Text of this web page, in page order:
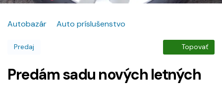
Autobazár Auto príslušenstvo
Predaj Topovať
Predám sadu nových letných